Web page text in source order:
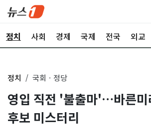
정치 사회 경제 국제 전국 외교
정치 국회ㆍ정당
영입 직전 '불출마'…바른미
후보 미스터리